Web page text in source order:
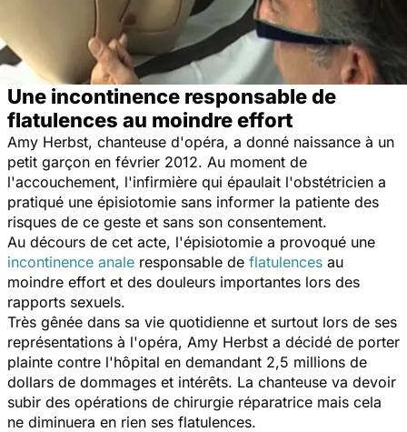
Une incontinence responsable de
flatulences au moindre effort
Amy Herbst, chanteuse d'opéra, a donné naissance à un
petit garçon en février 2012. Au moment de
l'accouchement, l'infirmière qui épaulait l'obstétricien a
pratiqué une épisiotomie sans informer la patiente des
risques de ce geste et sans son consentement.
Au décours de cet acte, l'épisiotomie a provoqué une
incontinence anale responsable de flatulences au
moindre effort et des douleurs importantes lors des
rapports sexuels.
Très gênée dans sa vie quotidienne et surtout lors de ses
représentations à l'opéra, Amy Herbst a décidé de porter
plainte contre l'hôpital en demandant 2,5 millions de
dollars de dommages et intérêts. La chanteuse va devoir
subir des opérations de chirurgie réparatrice mais cela
ne diminuera en rien ses flatulences.